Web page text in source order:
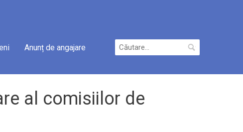
Anunț de angajare
Caută
după:
al comisiilor de